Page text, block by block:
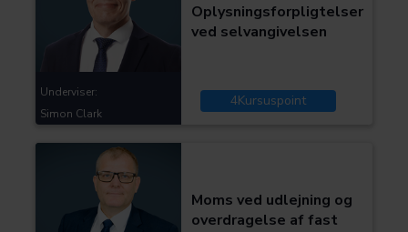
Oplysningsforpligtelser
ved selvangivelsen
4Kursuspoint
Underviser:
Simon Clark
Moms ved udlejning og
overdragelse af fast